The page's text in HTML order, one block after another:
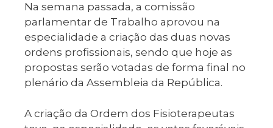
Na semana passada, a comissão
parlamentar de Trabalho aprovou na
especialidade a criação das duas novas
ordens profissionais, sendo que hoje as
propostas serão votadas de forma final no
plenário da Assembleia da República.
A criação da Ordem dos Fisioterapeutas